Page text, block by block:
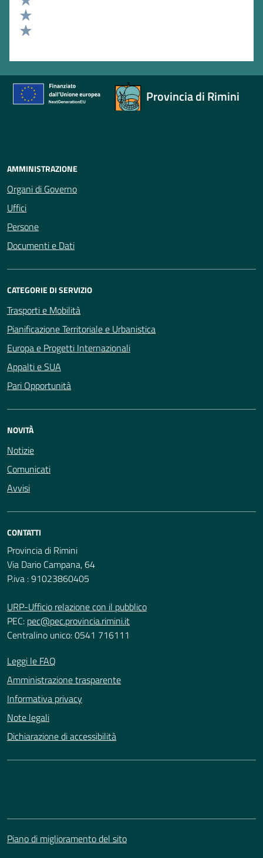
Valuta 3 stelle su 5
Valuta 2 stelle su 5
Provincia di Rimini
AMMINISTRAZIONE
Organi di Governo
Uffici
Persone
Documenti e Dati
CATEGORIE DI SERVIZIO
Trasporti e Mobilità
Pianificazione Territoriale e Urbanistica
Europa e Progetti Internazionali
Appalti e SUA
Pari Opportunità
NOVITÀ
Notizie
Comunicati
Avvisi
CONTATTI
Provincia di Rimini
Via Dario Campana, 64
P.iva : 91023860405
URP-Ufficio relazione con il pubblico
PEC: pec@pec.provincia.rimini.it
Centralino unico: 0541 716111
Leggi le FAQ
Amministrazione trasparente
Informativa privacy
Note legali
Dichiarazione di accessibilità
Piano di miglioramento del sito